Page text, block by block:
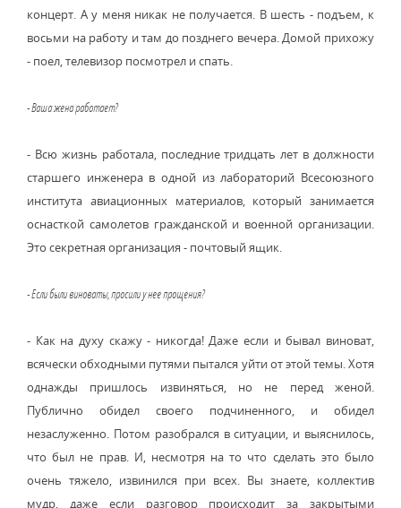
концерт. А у меня никак не получается. В шесть - подъем, к
восьми на работу и там до позднего вечера. Домой прихожу
- поел, телевизор посмотрел и спать.
- Ваша жена работает?
- Всю жизнь работала, последние тридцать лет в должности
старшего инженера в одной из лабораторий Всесоюзного
института авиационных материалов, который занимается
оснасткой самолетов гражданской и военной организации.
Это секретная организация - почтовый ящик.
- Если были виноваты, просили у нее прощения?
- Как на духу скажу - никогда! Даже если и бывал виноват,
всячески обходными путями пытался уйти от этой темы. Хотя
однажды пришлось извиняться, но не перед женой.
Публично обидел своего подчиненного, и обидел
незаслуженно. Потом разобрался в ситуации, и выяснилось,
что был не прав. И, несмотря на то что сделать это было
очень тяжело, извинился при всех. Вы знаете, коллектив
мудр, даже если разговор происходит за закрытыми